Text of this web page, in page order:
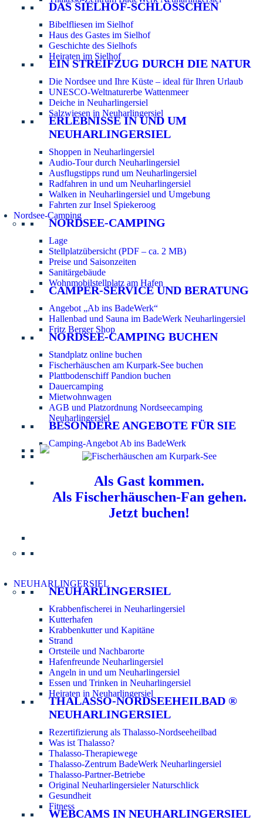
DAS SIELHOF-SCHLÖSSCHEN
Bibelfliesen im Sielhof
Haus des Gastes im Sielhof
Geschichte des Sielhofs
Heiraten im Sielhof
EIN STREIFZUG DURCH DIE NATUR
Die Nordsee und Ihre Küste – ideal für Ihren Urlaub
UNESCO-Weltnaturerbe Wattenmeer
Deiche in Neuharlingersiel
Salzwiesen in Neuharlingersiel
ERLEBNISSE IN UND UM
NEUHARLINGERSIEL
Shoppen in Neuharlingersiel
Audio-Tour durch Neuharlingersiel
Ausflugstipps rund um Neuharlingersiel
Radfahren in und um Neuharlingersiel
Walken in Neuharlingersiel und Umgebung
Fahrten zur Insel Spiekeroog
Nordsee-Camping
NORDSEE-CAMPING
Lage
Stellplatzübersicht (PDF – ca. 2 MB)
Preise und Saisonzeiten
Sanitärgebäude
Wohnmobilstellplatz am Hafen
CAMPER-SERVICE UND BERATUNG
Angebot „Ab ins BadeWerk“
Hallenbad und Sauna im BadeWerk Neuharlingersiel
Fritz Berger Shop
NORDSEE-CAMPING BUCHEN
Standplatz online buchen
Fischerhäuschen am Kurpark-See buchen
Plattbodenschiff Pandion buchen
Dauercamping
Mietwohnwagen
AGB und Platzordnung Nordseecamping
Neuharlingersiel
BESONDERE ANGEBOTE FÜR SIE
Camping-Angebot Ab ins BadeWerk
Als Gast kommen.
Als Fischerhäuschen-Fan gehen.
Jetzt buchen!
NEUHARLINGERSIEL
NEUHARLINGERSIEL
Krabbenfischerei in Neuharlingersiel
Kutterhafen
Krabbenkutter und Kapitäne
Strand
Ortsteile und Nachbarorte
Hafenfreunde Neuharlingersiel
Angeln in und um Neuharlingersiel
Essen und Trinken in Neuharlingersiel
Heiraten in Neuharlingersiel
THALASSO-NORDSEEHEILBAD ®
NEUHARLINGERSIEL
Rezertifizierung als Thalasso-Nordseeheilbad
Was ist Thalasso?
Thalasso-Therapiewege
Thalasso-Zentrum BadeWerk Neuharlingersiel
Thalasso-Partner-Betriebe
Original Neuharlingersieler Naturschlick
Gesundheit
Fitness
WEBCAMS IN NEUHARLINGERSIEL